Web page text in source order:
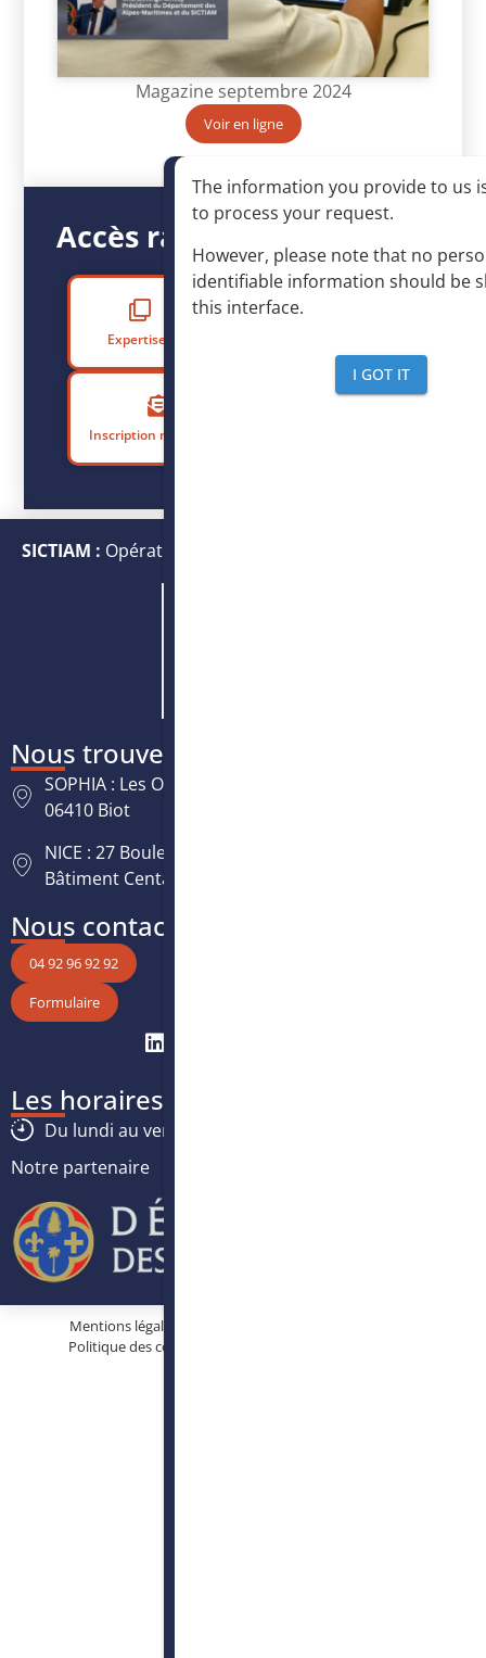
Magazine septembre 2024
Voir en ligne
Accès rapide
Expertises
Inscription newsletter
SICTIAM : Opérateur public de services numériques et
Nous trouver
SOPHIA : Les Oréades, 125 rue des Amandiers,
06410 Biot
NICE : 27 Boulevard Paul Montel Nice Leader -
Bâtiment Centaure, 06200 Nice
Nous contacter
04 92 96 92 92
Formulaire
Les horaires
Du lundi au vendredi :
Notre partenaire
Mentions légales
Politique des cookies
The information you provide to us
to process your request.
However, please note that no
identifiable information should be
this interface.
I GOT IT